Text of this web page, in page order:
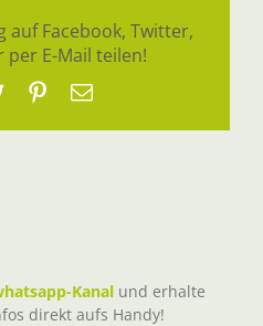
auf Facebook, Twitter,
E-Mail teilen!
TwitterPinterest
E-
Kanal und erhalte
direkt aufs Handy!